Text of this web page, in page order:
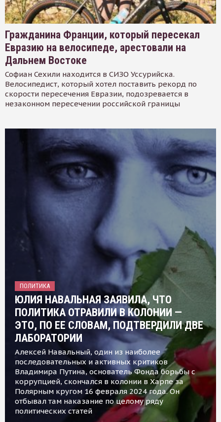
Гражданина Франции, который пересекал
Евразию на велосипеде, арестовали на
Дальнем Востоке
Софиан Сехили находится в СИЗО Уссурийска.
Велосипедист, который хотел поставить рекорд по
скорости пересечения Евразии, подозревается в
незаконном пересечении российской границы
ПОЛИТИКА
ЮЛИЯ НАВАЛЬНАЯ ЗАЯВИЛА, ЧТО
ПОЛИТИКА ОТРАВИЛИ В КОЛОНИИ —
ЭТО, ПО ЕЕ СЛОВАМ, ПОДТВЕРДИЛИ ДВЕ
ЛАБОРАТОРИИ
Алексей Навальный, один из наиболее
последовательных и активных критиков
Владимира Путина, основатель Фонда борьбы с
коррупцией, скончался в колонии в Харпе за
Полярным кругом 16 февраля 2024 года. Он
отбывал там наказание по целому ряду
политических статей